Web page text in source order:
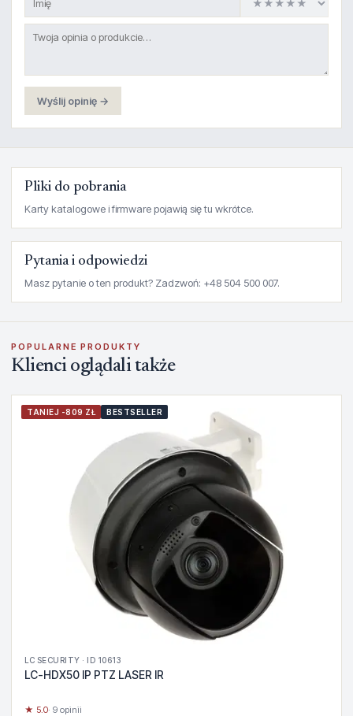
Wyślij opinię →
Pliki do pobrania
Karty katalogowe i firmware pojawią się tu wkrótce.
Pytania i odpowiedzi
Masz pytanie o ten produkt? Zadzwoń: +48 504 500 007.
POPULARNE PRODUKTY
Klienci oglądali także
TANIEJ -809 ZŁ BESTSELLER
LC SECURITY · ID 10613
LC-HDX50 IP PTZ LASER IR
★ 5.0· 9 opinii